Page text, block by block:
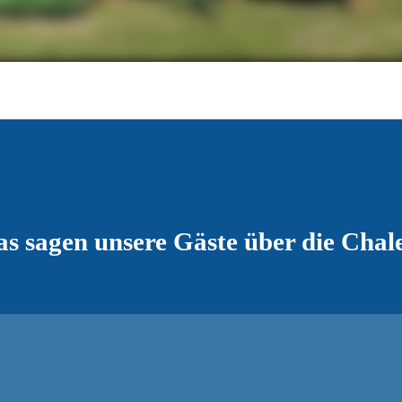
sagen unsere Gäste über die